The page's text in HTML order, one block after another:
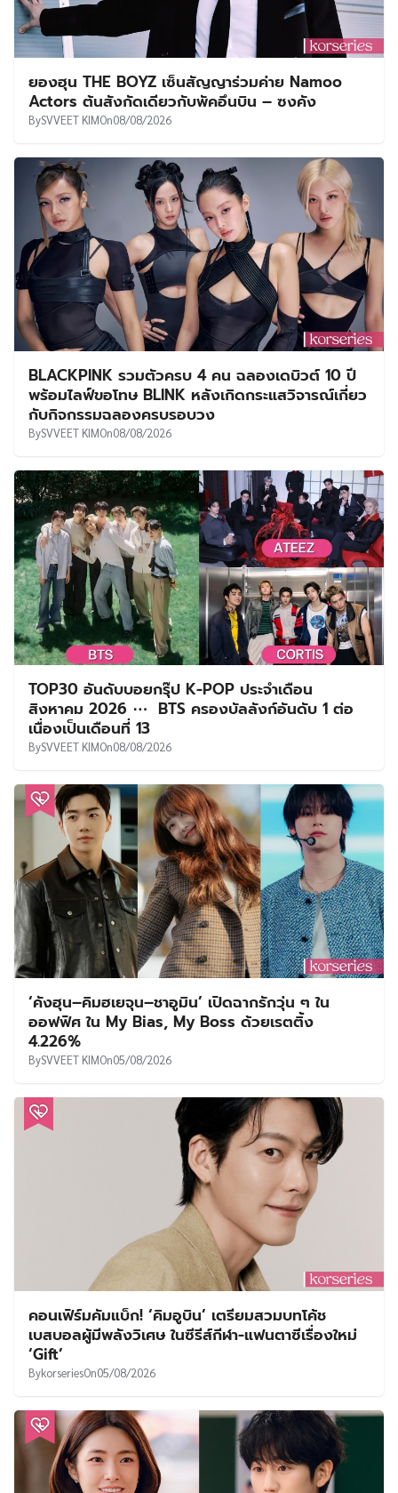
ยองฮุน THE BOYZ เซ็นสัญญาร่วมค่าย Namoo
Actors ต้นสังกัดเดียวกับพัคอึนบิน – ซงคัง
BySVVEET KIMOn08/08/2026
BLACKPINK รวมตัวครบ 4 คน ฉลองเดบิวต์ 10 ปี
พร้อมไลฟ์ขอโทษ BLINK หลังเกิดกระแสวิจารณ์เกี่ยว
กับกิจกรรมฉลองครบรอบวง
BySVVEET KIMOn08/08/2026
TOP30 อันดับบอยกรุ๊ป K-POP ประจำเดือน
สิงหาคม 2026 ⋯ BTS ครองบัลลังก์อันดับ 1 ต่อ
เนื่องเป็นเดือนที่ 13
BySVVEET KIMOn08/08/2026
‘คังฮุน–คิมฮเยจุน–ชาอูมิน’ เปิดฉากรักวุ่น ๆ ใน
ออฟฟิศ ใน My Bias, My Boss ด้วยเรตติ้ง
4.226%
BySVVEET KIMOn05/08/2026
คอนเฟิร์มคัมแบ็ก! ‘คิมอูบิน’ เตรียมสวมบทโค้ช
เบสบอลผู้มีพลังวิเศษ ในซีรีส์กีฬา-แฟนตาซีเรื่องใหม่
‘Gift’
BykorseriesOn05/08/2026